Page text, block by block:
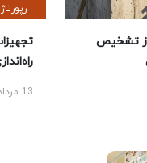
تشخیص
رپورتاژ
13 مرداد 1405